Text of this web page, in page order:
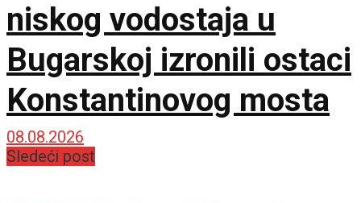
niskog vodostaja u
Bugarskoj izronili ostaci
Konstantinovog mosta
08.08.2026
Sledeći post